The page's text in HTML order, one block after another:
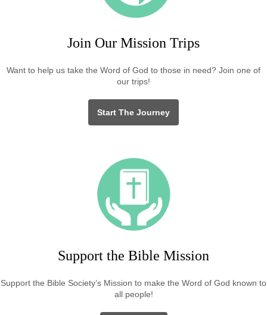
Join Our Mission Trips
Want to help us take the Word of God to those in need? Join one of
our trips!
Start The Journey
Support the Bible Mission
Support the Bible Society’s Mission to make the Word of God known to
all people!